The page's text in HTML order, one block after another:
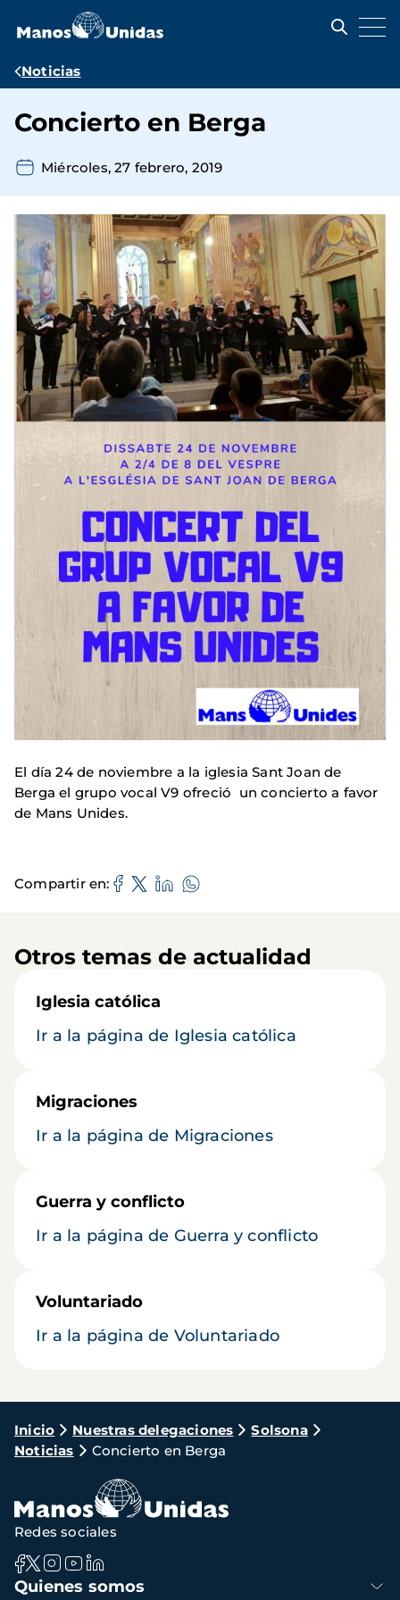
contenido
Ruta
navegación
Noticias
Concierto en Berga
Miércoles, 27 febrero, 2019
El día 24 de noviembre a la iglesia Sant Joan de
Berga el grupo vocal V9 ofreció un concierto a favor
de Mans Unides.
Compartir en
Otros temas de actualidad
Iglesia católica
Ir a la página de Iglesia católica
Migraciones
Ir a la página de Migraciones
Guerra y conflicto
Ir a la página de Guerra y conflicto
Voluntariado
Ir a la página de Voluntariado
Ruta
de
navegación
Inicio Nuestras delegaciones
Solsona
Noticias
Concierto en Berga
Navegación
Quienes somos
Redes sociales